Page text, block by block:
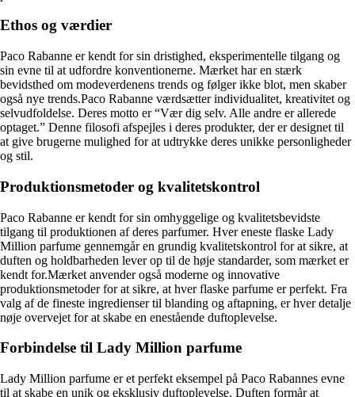
Ethos og værdier
Paco Rabanne er kendt for sin dristighed, eksperimentelle tilgang og
sin evne til at udfordre konventionerne. Mærket har en stærk
bevidsthed om modeverdenens trends og følger ikke blot, men skaber
også nye trends.Paco Rabanne værdsætter individualitet, kreativitet og
selvudfoldelse. Deres motto er “Vær dig selv. Alle andre er allerede
optaget.” Denne filosofi afspejles i deres produkter, der er designet til
at give brugerne mulighed for at udtrykke deres unikke personligheder
og stil.
Produktionsmetoder og kvalitetskontrol
Paco Rabanne er kendt for sin omhyggelige og kvalitetsbevidste
tilgang til produktionen af deres parfumer. Hver eneste flaske Lady
Million parfume gennemgår en grundig kvalitetskontrol for at sikre, at
duften og holdbarheden lever op til de høje standarder, som mærket er
kendt for.Mærket anvender også moderne og innovative
produktionsmetoder for at sikre, at hver flaske parfume er perfekt. Fra
valg af de fineste ingredienser til blanding og aftapning, er hver detalje
nøje overvejet for at skabe en enestående duftoplevelse.
Forbindelse til Lady Million parfume
Lady Million parfume er et perfekt eksempel på Paco Rabannes evne
til at skabe en unik og eksklusiv duftoplevelse. Duften formår at